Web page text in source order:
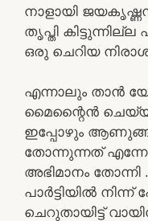
നാളായി
തൃപ്തി
ഒരു ചെറിയ
എന്നാലും താൻ
മൈന്റൈൻ
ഇപ്പോഴും
തോന്നുന്നത്
അഭിമാനം
പാർട്ടിയിൽ
ചെറുതായിട്ട്